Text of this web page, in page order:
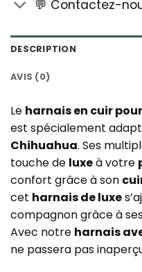
💬 Contactez-
DESCRIPTION
AVIS (0)
Le harnais en cuir
est spécialement
Chihuahua. Ses
touche de luxeà votre
confort grâce à son
cet harnais de luxe
compagnon grâce à
Avec notre harnais
ne passera pas